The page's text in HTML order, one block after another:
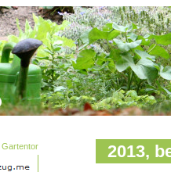
2013,
Gartentor